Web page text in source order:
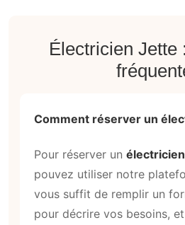
Électricien Jette
Comment réserver un
Pour réserver un
pouvez utiliser notre
vous suffit de remplir un
pour décrire vos besoins,